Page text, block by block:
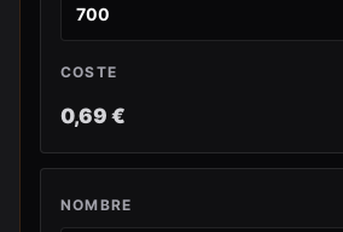
COSTE
0,69 €
NOMBRE